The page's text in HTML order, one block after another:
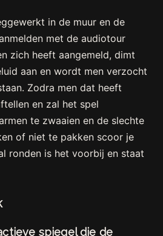
in de muur en de
met de audiotour
zich heeft aangemeld, dimt
aan en wordt men verzocht
Zodra men dat heeft
en zal het spel
te zwaaien en de slechte
of niet te pakken scoor je
ronden is het voorbij en staat
spiegel die de